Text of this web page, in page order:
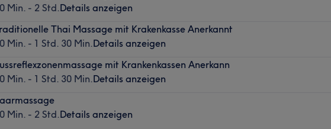
Min. - 2 Std.Details anzeigen
Thai Massage mit Krakenkasse Anerkannt
Min. - 1 Std. 30 Min.Details anzeigen
mit Krankenkassen Anerkann
Min. - 1 Std. 30 Min.Details anzeigen
Min. - 2 Std.Details anzeigen